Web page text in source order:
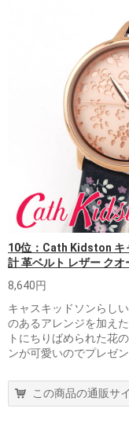
10位：Cath Kidston キ
計 革ベルト レザー ク
8,640円
キャスキッドソンらし
のあるアレンジを加え
トにちりばめられた花
ンが可愛いのでプレゼ
この商品の通販サ